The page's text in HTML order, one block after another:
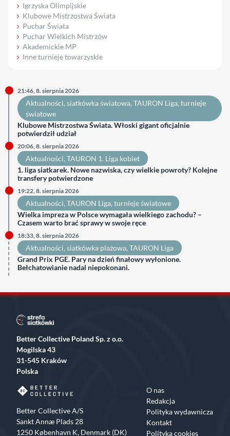
Igrzyska Olimpijskie
Klubowe Mistrzostwa Świata
Puchar Świata
Puchar Wielkich Mistrzów
Akademickie MP
Inne turnieje towarzyskie
21:46, 8. sierpnia 2026
Aktualności, siatkówka światowa, TAURON Liga, turnieje
światowe
Klubowe Mistrzostwa Świata. Włoski gigant oficjalnie
potwierdził udział
20:06, 8. sierpnia 2026
Aktualności, TAURON 1. Liga kobiet
1. liga siatkarek. Nowe nazwiska, czy wielkie powroty? Kolejne
transfery potwierdzone
19:22, 8. sierpnia 2026
Aktualności, TAURON Liga, turnieje światowe
Wielka impreza w Polsce wymagała wielkiego zachodu? –
Czasem warto brać sprawy w swoje ręce
18:33, 8. sierpnia 2026
Aktualności, siatkówka plażowa, TAURON Liga
Grand Prix PGE. Pary na dzień finałowy wyłonione.
Bełchatowianie nadal niepokonani.
Better Collective Poland Sp. z o.o.
Mogilska 43
31-545 Kraków
Polska
Better Collective A/S
Sankt Annæ Plads 28
1250 København K, Denmark (DK)
O nas
Redakcja
Polityka wydawnicza
Kontakt
Polityka cookies